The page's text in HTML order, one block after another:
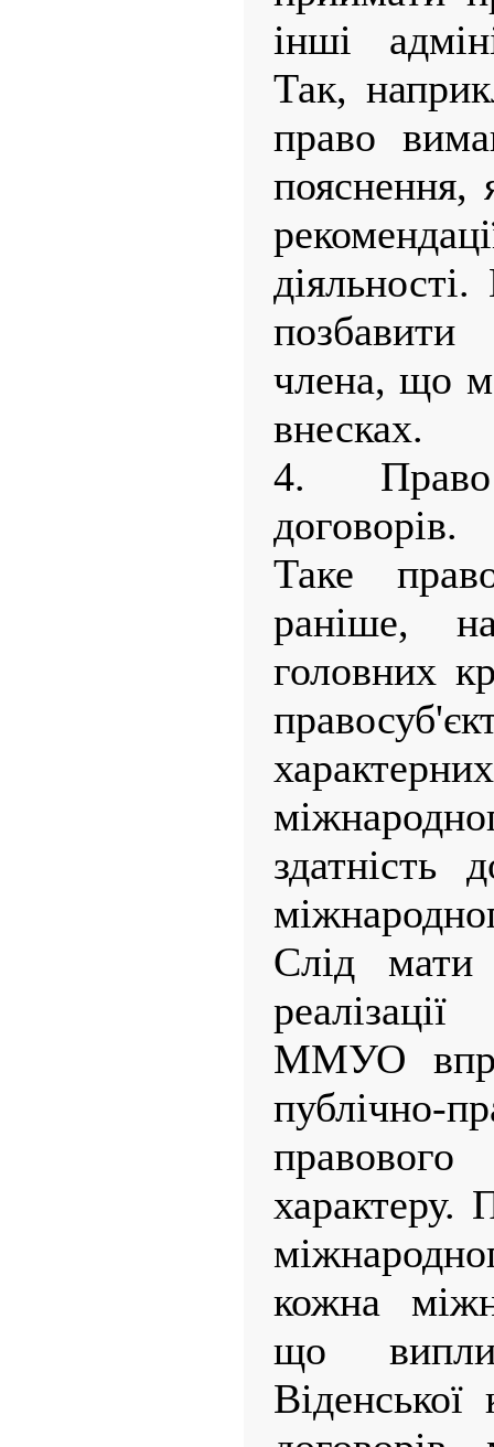
інші
Так,
право
пояснення,
члена, що
внесках.
4.
договорів.
Таке
раніше,
головних
здатність
Слід
ММУО
публічно-
характеру.
кожна
що